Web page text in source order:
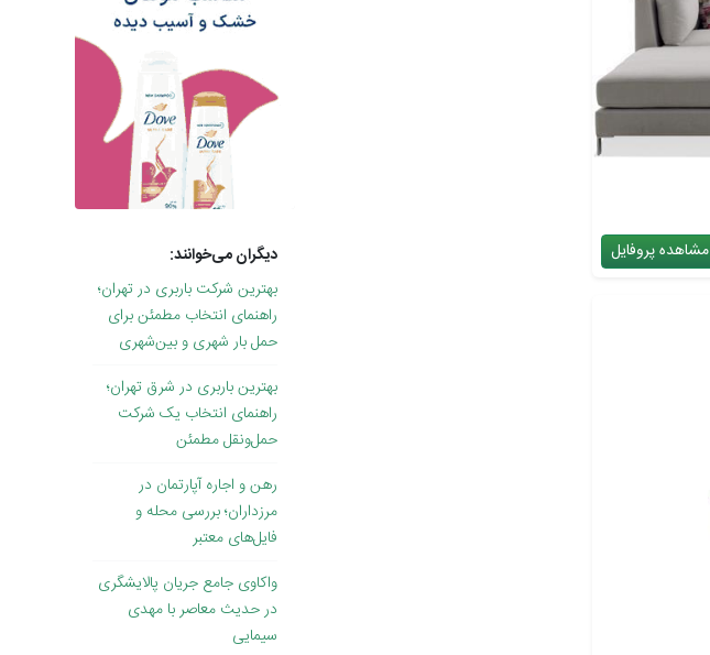
مشاهده پروفایل
دیگران می‌خوانند:
بهترین شرکت باربری در تهران؛
راهنمای انتخاب مطمئن برای
حمل بار شهری و بین‌شهری
بهترین باربری در شرق تهران؛
راهنمای انتخاب یک شرکت
حمل‌ونقل مطمئن
رهن و اجاره آپارتمان در
مرزداران؛ بررسی محله و
فایل‌های معتبر
واکاوی جامع جریان پالایشگری
در حدیث معاصر با مهدی
سیمایی